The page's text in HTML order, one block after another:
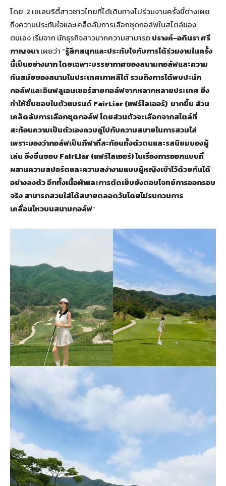
โดย 2 เซเลบริตี้สาวชาวไทยที่ได้เดินทางไปร่วมงานครั้งนี้ต่างเผย
ถึงความประทับใจและเคล็ดลับการเลือกชุดกอล์ฟในสไตล์ของ
ตนเอง เริ่มจาก นักธุรกิจสาวมากความสามารถ ปรางค์-อภินรา ศรี
กาญจนาเผยว่า “รู้สึกสนุกและประทับใจกับการได้ร่วมงานในครั้ง
นี้เป็นอย่างมาก โดยเฉพาะบรรยากาศของสนามกอล์ฟและความ
ทันสมัยของสนามในประเทศเกาหลีใต้ รวมถึงการได้พบปะนัก
กอล์ฟและอินฟลูเอนเซอร์สายกอล์ฟจากหลากหลายประเทศ ยิ่ง
ทำให้ชื่นชอบในตัวแบรนด์ FairLiar (แฟร์ไลเออร์) มากขึ้น ส่วน
เคล็ดลับการเลือกชุดกอล์ฟ โดยส่วนตัวจะเลือกจากสไตล์ที่
สะท้อนความเป็นตัวเองควบคู่ไปกับความสบายในการสวมใส่
เพราะมองว่ากอล์ฟเป็นกีฬาที่สะท้อนทั้งตัวตนและรสนิยมของผู้
เล่น ซึ่งชื่นชอบ FairLiar (แฟร์ไลเออร์) ในเรื่องการออกแบบที่
ผสานความสปอร์ตและความสง่างามแบบผู้หญิงเข้าไว้ด้วยกันได้
อย่างลงตัว อีกทั้งเนื้อผ้าและการตัดเย็บยังตอบโจทย์การออกรอบ
จริง สามารถสวมใส่ได้สบายตลอดวันโดยไม่รบกวนการ
เคลื่อนไหวบนสนามกอล์ฟ”